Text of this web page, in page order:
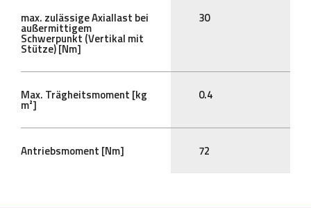
max. zulässige Axiallast bei
außermittigem
Schwerpunkt (Vertikal mit
Stütze) [Nm]
30
Max. Trägheitsmoment [kg
m²]
0.4
Antriebsmoment [Nm] 72